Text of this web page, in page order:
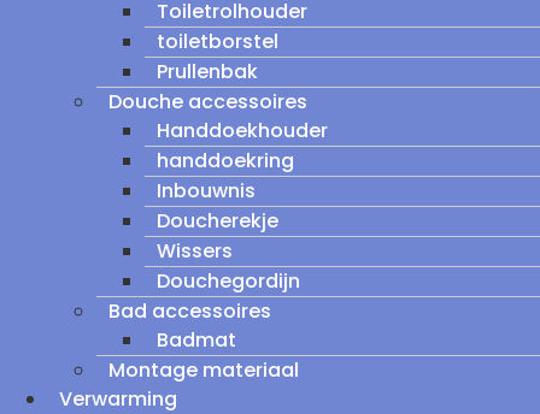
Toiletrolhouder
toiletborstel
Prullenbak
Douche accessoires
Handdoekhouder
handdoekring
Inbouwnis
Doucherekje
Wissers
Douchegordijn
Bad accessoires
Badmat
Montage materiaal
Verwarming